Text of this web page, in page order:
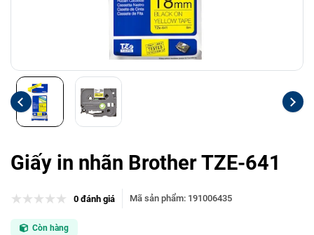
Giấy in nhãn Brother TZE-641
0 đánh giá Mã sản phẩm: 191006435
Còn hàng